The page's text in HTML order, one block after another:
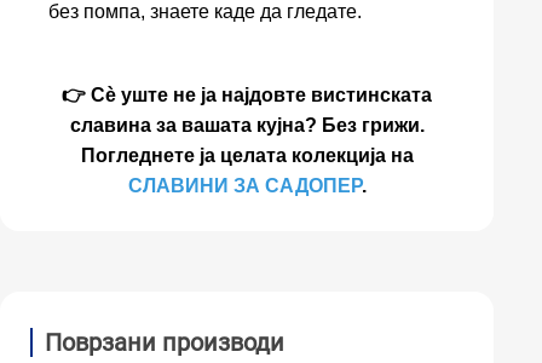
без помпа, знаете каде да гледате.
👉 Сè уште не ја најдовте вистинската
славина за вашата кујна? Без грижи.
Погледнете ја целата колекција на
СЛАВИНИ ЗА САДОПЕР.
Поврзани производи